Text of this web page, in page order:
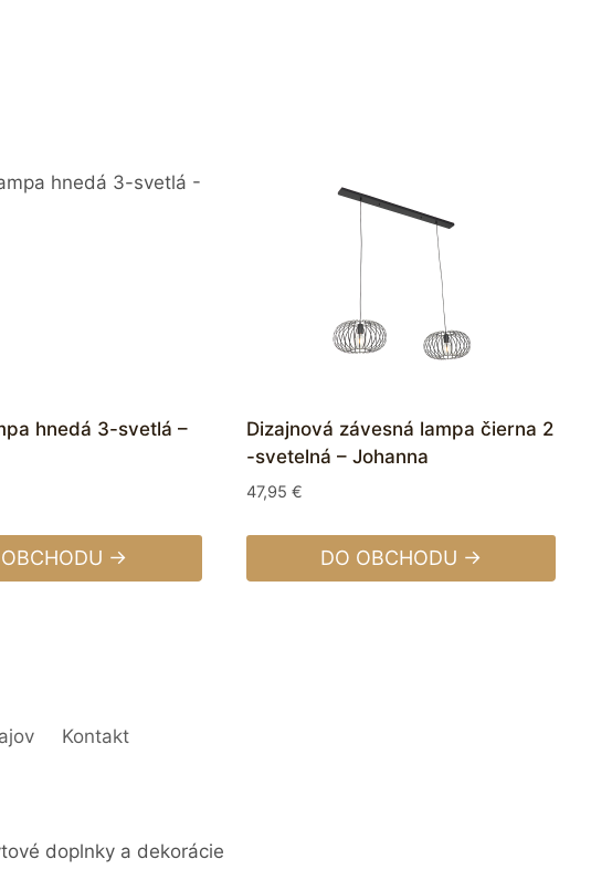
hnedá 3-svetlá –
→
Dizajnová závesná lampa čierna 2
-svetelná – Johanna
47,95 €
DO OBCHODU →
Kontakt
doplnky a dekorácie